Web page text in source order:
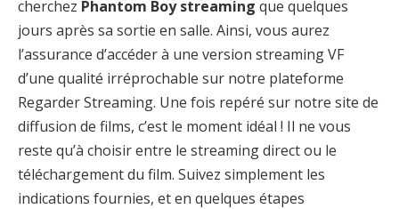
cherchez Phantom Boy streaming que quelques
jours après sa sortie en salle. Ainsi, vous aurez
l’assurance d’accéder à une version streaming VF
d’une qualité irréprochable sur notre plateforme
Regarder Streaming. Une fois repéré sur notre site de
diffusion de films, c’est le moment idéal ! Il ne vous
reste qu’à choisir entre le streaming direct ou le
téléchargement du film. Suivez simplement les
indications fournies, et en quelques étapes